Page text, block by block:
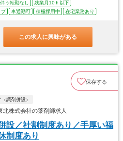
う転勤なし
残業月10ｈ以下
プ 車通勤可 積極採用中 在宅業務あり
この求人に興味がある
保存する
調剤併設）
株式会社の薬剤師求人
設／社割制度あり／手厚い福
制度あり